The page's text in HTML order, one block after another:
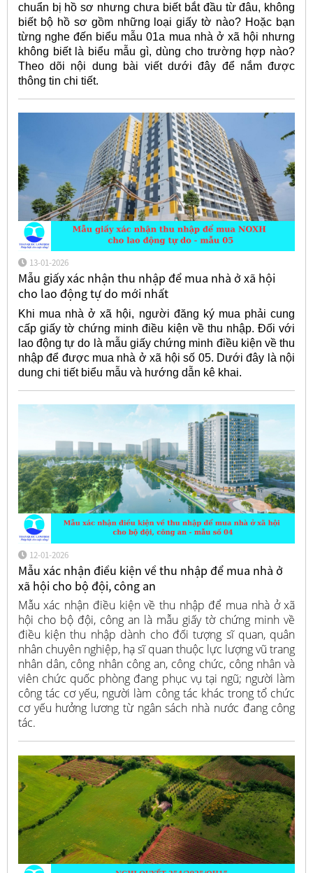
chuẩn bị hồ sơ nhưng chưa biết bắt đầu từ đâu, không
biết bộ hồ sơ gồm những loại giấy tờ nào? Hoặc bạn
từng nghe đến biểu mẫu 01a mua nhà ở xã hội nhưng
không biết là biểu mẫu gì, dùng cho trường hợp nào?
Theo dõi nội dung bài viết dưới đây để nắm được
thông tin chi tiết.
13-01-2026
Mẫu giấy xác nhận thu nhập để mua nhà ở xã hội
cho lao động tự do mới nhất
Khi mua nhà ở xã hội, người đăng ký mua phải cung
cấp giấy tờ chứng minh điều kiện về thu nhập. Đối với
lao động tự do là mẫu giấy chứng minh điều kiện về thu
nhập để được mua nhà ở xã hội số 05. Dưới đây là nội
dung chi tiết biểu mẫu và hướng dẫn kê khai.
12-01-2026
Mẫu xác nhận điều kiện về thu nhập để mua nhà ở
xã hội cho bộ đội, công an
Mẫu xác nhận điều kiện về thu nhập để mua nhà ở xã
hội cho bộ đội, công an là mẫu giấy tờ chứng minh về
điều kiện thu nhập dành cho đối tượng sĩ quan, quân
nhân chuyên nghiệp, hạ sĩ quan thuộc lực lượng vũ trang
nhân dân, công nhân công an, công chức, công nhân và
viên chức quốc phòng đang phục vụ tại ngũ; người làm
công tác cơ yếu, người làm công tác khác trong tổ chức
cơ yếu hưởng lương từ ngân sách nhà nước đang công
tác.